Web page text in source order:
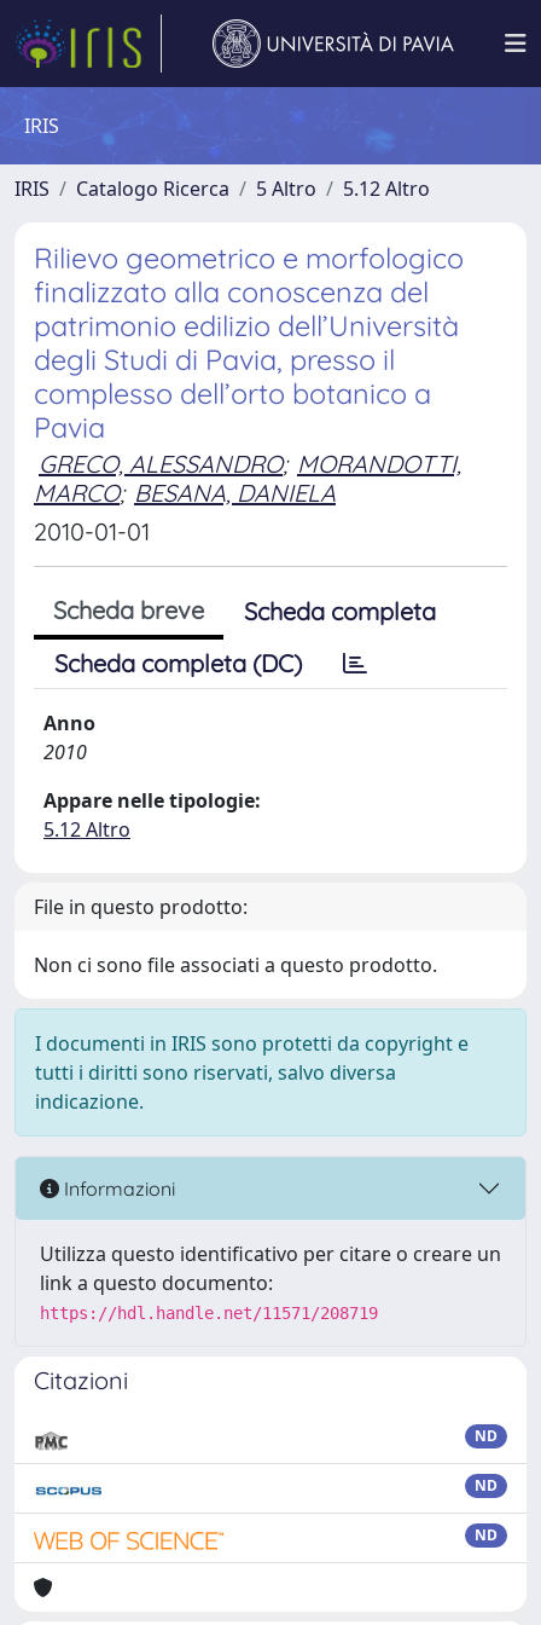
IRIS
IRIS Catalogo Ricerca 5 Altro 5.12 Altro
Rilievo geometrico e morfologico
finalizzato alla conoscenza del
patrimonio edilizio dell’Università
degli Studi di Pavia, presso il
complesso dell’orto botanico a
Pavia
GRECO, ALESSANDRO; MORANDOTTI,
MARCO; BESANA, DANIELA
2010-01-01
Scheda breve
Scheda completa
Scheda completa (DC)
Anno
2010
Appare nelle tipologie:
5.12 Altro
File in questo prodotto:
Non ci sono file associati a questo prodotto.
I documenti in IRIS sono protetti da copyright e
tutti i diritti sono riservati, salvo diversa
indicazione.
Informazioni
Utilizza questo identificativo per citare o creare un
link a questo documento:
https://hdl.handle.net/11571/208719
Citazioni
ND
ND
ND